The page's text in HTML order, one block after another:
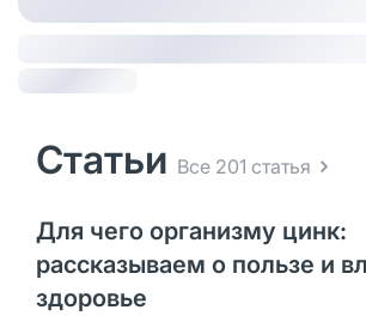
Статьи Все 201 статья
Для чего организму цинк:
рассказываем о пользе и
здоровье